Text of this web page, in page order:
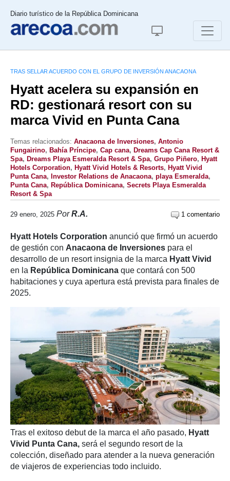
Diario turístico de la República Dominicana
TRAS SELLAR ACUERDO CON EL GRUPO DE INVERSIÓN ANACAONA
Hyatt acelera su expansión en
RD: gestionará resort con su
marca Vivid en Punta Cana
Temas relacionados: Anacaona de Inversiones, Antonio
Fungairino, Bahía Príncipe, Cap cana, Dreams Cap Cana Resort &
Spa, Dreams Playa Esmeralda Resort & Spa, Grupo Piñero, Hyatt
Hotels Corporation, Hyatt Vivid Hotels & Resorts, Hyatt Vivid
Punta Cana, Investor Relations de Anacaona, playa Esmeralda,
Punta Cana, República Dominicana, Secrets Playa Esmeralda
Resort & Spa
29 enero, 2025 PorR.A. 1 comentario
Hyatt Hotels Corporation anunció que firmó un acuerdo
de gestión con Anacaona de Inversiones para el
desarrollo de un resort insignia de la marca Hyatt Vivid
en la República Dominicana que contará con 500
habitaciones y cuya apertura está prevista para finales de
2025.
Tras el exitoso debut de la marca el año pasado, Hyatt
Vivid Punta Cana, será el segundo resort de la
colección, diseñado para atender a la nueva generación
de viajeros de experiencias todo incluido.